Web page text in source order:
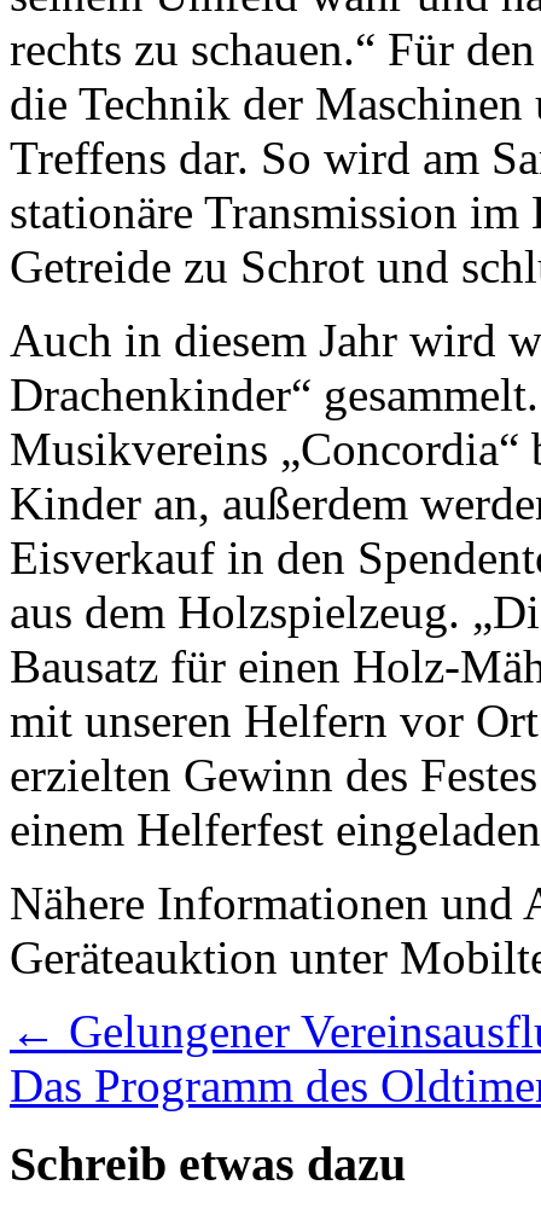
rechts zu schauen.“ Für
die Technik der Maschinen
Treffens dar. So wird am
stationäre Transmission
Getreide zu Schrot und
Auch in diesem Jahr wird
Drachenkinder“
Musikvereins „Concordia“
Kinder an, außerdem
Eisverkauf in den
aus dem Holzspielzeug.
Bausatz für einen Holz-
mit unseren Helfern vor
erzielten Gewinn des
einem Helferfest
Nähere Informationen und
Geräteauktion unter
← Gelungener
Das Programm des
Schreib etwas dazu